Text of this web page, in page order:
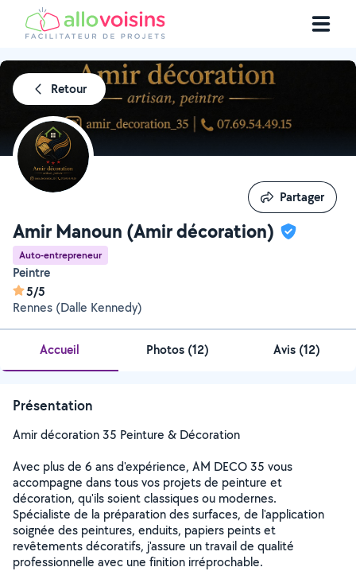
Retour
Amir Manoun (Amir décoration)
Auto-entrepreneur
Peintre
5/5
Rennes (Dalle Kennedy)
Partager
Partager
Accueil Photos (12) Avis (12)
Présentation
Amir décoration 35 Peinture & Décoration
Avec plus de 6 ans d'expérience, AM DECO 35 vous
accompagne dans tous vos projets de peinture et
décoration, qu'ils soient classiques ou modernes.
Spécialiste de la préparation des surfaces, de l'application
soignée des peintures, enduits, papiers peints et
revêtements décoratifs, j'assure un travail de qualité
professionnelle avec une finition irréprochable.